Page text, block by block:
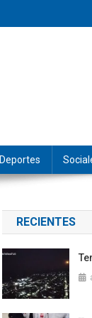
Deportes
RECIENTES